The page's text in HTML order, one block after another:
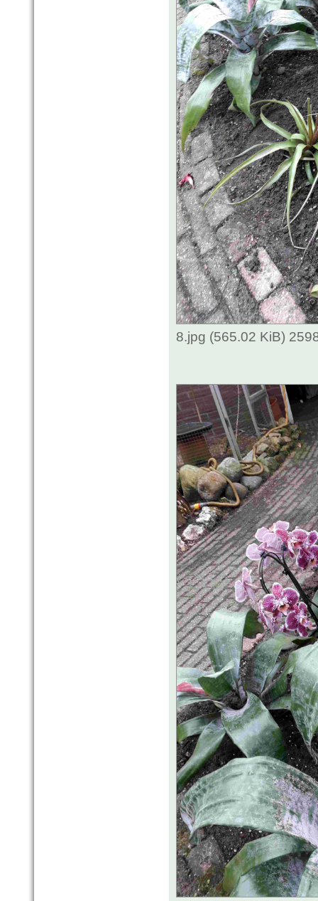
8.jpg (565.02 KiB)